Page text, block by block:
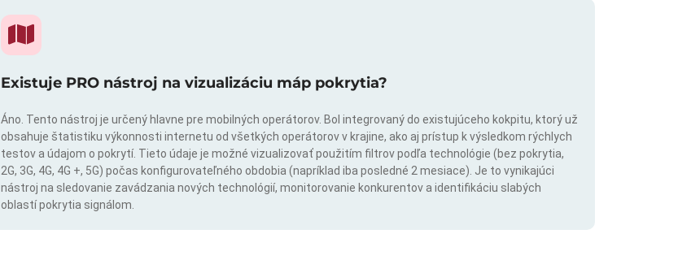
Existuje PRO nástroj na vizualizáciu máp pokrytia?
Áno. Tento nástroj je určený hlavne pre mobilných operátorov. Bol integrovaný do existujúceho kokpitu, ktorý už
obsahuje štatistiku výkonnosti internetu od všetkých operátorov v krajine, ako aj prístup k výsledkom rýchlych
testov a údajom o pokrytí. Tieto údaje je možné vizualizovať použitím filtrov podľa technológie (bez pokrytia,
2G, 3G, 4G, 4G +, 5G) počas konfigurovateľného obdobia (napríklad iba posledné 2 mesiace). Je to vynikajúci
nástroj na sledovanie zavádzania nových technológií, monitorovanie konkurentov a identifikáciu slabých
oblastí pokrytia signálom.